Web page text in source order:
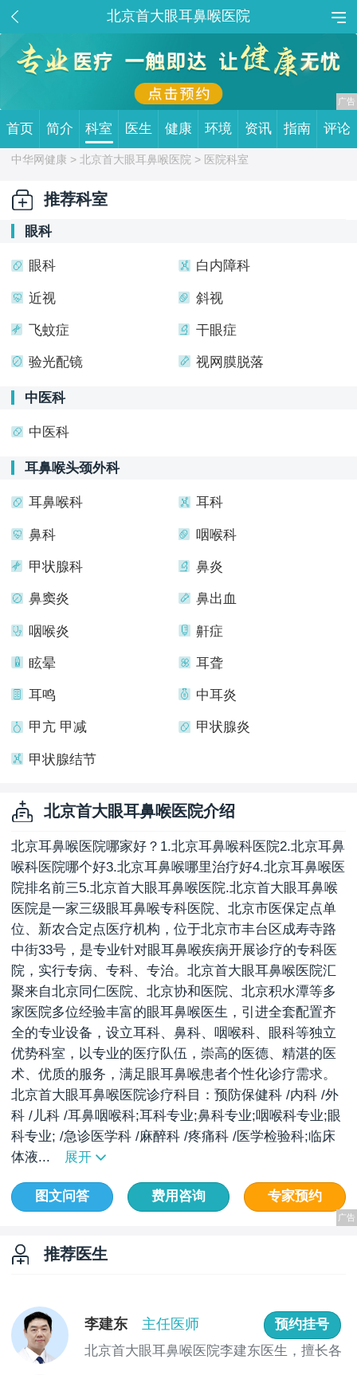
北京首大眼耳鼻喉医院
首页 简介 科室 医生 健康 环境 资讯 指南 评论
中华网健康 > 北京首大眼耳鼻喉医院 > 医院科室
推荐科室
眼科
眼科 白内障科
近视 斜视
飞蚊症 干眼症
验光配镜 视网膜脱落
中医科
中医科
耳鼻喉头颈外科
耳鼻喉科 耳科
鼻科 咽喉科
甲状腺科 鼻炎
鼻窦炎 鼻出血
咽喉炎 鼾症
眩晕 耳聋
耳鸣 中耳炎
甲亢 甲减 甲状腺炎
甲状腺结节
北京首大眼耳鼻喉医院介绍
北京耳鼻喉医院哪家好？1.北京耳鼻喉科医院2.北京耳鼻
喉科医院哪个好3.北京耳鼻喉哪里治疗好4.北京耳鼻喉医
院排名前三5.北京首大眼耳鼻喉医院.北京首大眼耳鼻喉
医院是一家三级眼耳鼻喉专科医院、北京市医保定点单
位、新农合定点医疗机构，位于北京市丰台区成寿寺路
中街33号，是专业针对眼耳鼻喉疾病开展诊疗的专科医
院，实行专病、专科、专治。北京首大眼耳鼻喉医院汇
聚来自北京同仁医院、北京协和医院、北京积水潭等多
家医院多位经验丰富的眼耳鼻喉医生，引进全套配置齐
全的专业设备，设立耳科、鼻科、咽喉科、眼科等独立
优势科室，以专业的医疗队伍，崇高的医德、精湛的医
术、优质的服务，满足眼耳鼻喉患者个性化诊疗需求。
北京首大眼耳鼻喉医院诊疗科目：预防保健科 /内科 /外
科 /儿科 /耳鼻咽喉科;耳科专业;鼻科专业;咽喉科专业;眼
科专业; /急诊医学科 /麻醉科 /疼痛科 /医学检验科;临床
体液...
展开
图文问答 费用咨询 专家预约
推荐医生
李建东 主任医师
预约挂号
北京首大眼耳鼻喉医院李建东医生，擅长各